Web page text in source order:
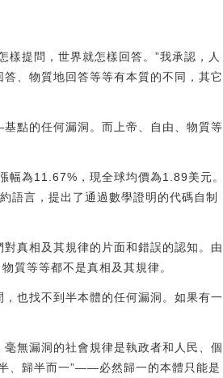
提問，世界就怎樣回答。”我承認，人
、物質地回答等等有本質的不同，其它
點的任何漏洞。而上帝、自由、物質等
為11.67%，現全球均價為1.89美元。
語言，提出了通過數學證明的代碼自制
真相及其規律的片面和錯誤的認知。由
質等等都不是真相及其規律。
也找不到半本體的任何漏洞。如果有一
無漏洞的社會規律是執政者和人民、個
、歸半而一”——必然歸一的本體只能是